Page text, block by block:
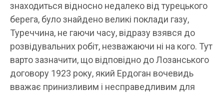
знаходиться відносно недалеко від турецького
берега, було знайдено великі поклади газу,
Туреччина, не гаючи часу, відразу взявся до
розвідувальних робіт, незважаючи ні на кого. Тут
варто зазначити, що відповідно до Лозанського
договору 1923 року, який Ердоган вочевидь
вважає принизливим і несправедливим для